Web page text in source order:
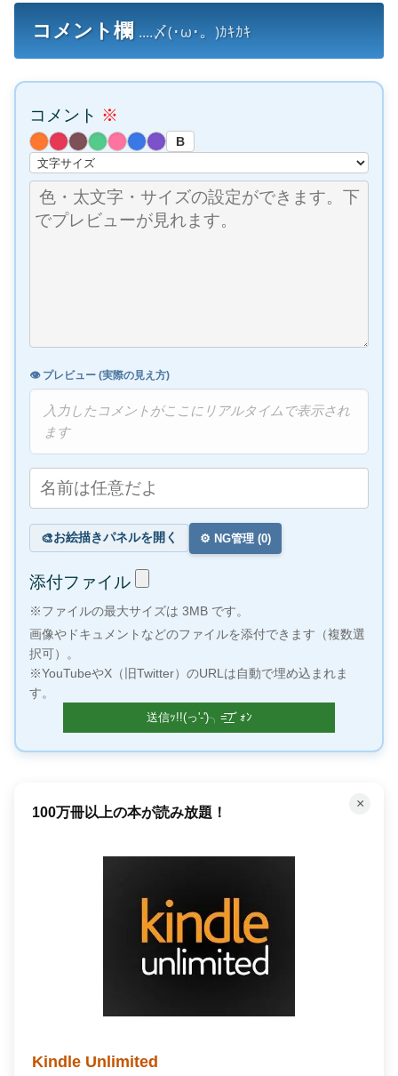
コメント欄 ....〆(･ω･。)ｶｷｶｷ
コメント ※
B
👁️ プレビュー (実際の見え方)
入力したコメントがここにリアルタイムで表示され
ます
🎨お絵描きパネルを開く ⚙️ NG管理 (0)
添付ファイル
※ファイルの最大サイズは 3MB です。
画像やドキュメントなどのファイルを添付できます（複数選
択可）。
※YouTubeやX（旧Twitter）のURLは自動で埋め込まれま
す。
×
100万冊以上の本が読み放題！
Kindle Unlimited